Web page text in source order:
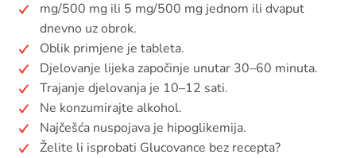
mg/500 mg ili 5 mg/500 mg jednom ili dvaput
dnevno uz obrok.
Oblik primjene je tableta.
Djelovanje lijeka započinje unutar 30–60 minuta.
Trajanje djelovanja je 10–12 sati.
Ne konzumirajte alkohol.
Najčešća nuspojava je hipoglikemija.
Želite li isprobati Glucovance bez recepta?